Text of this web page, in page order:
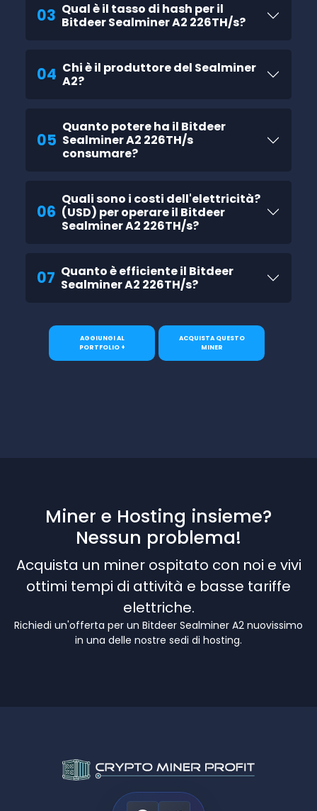
03 Qual è il tasso di hash per il
Bitdeer Sealminer A2 226TH/s?
04 Chi è il produttore del Sealminer
A2?
05
Quanto potere ha il Bitdeer
Sealminer A2 226TH/s
consumare?
06
Quali sono i costi dell'elettricità?
(USD) per operare il Bitdeer
Sealminer A2 226TH/s?
07 Quanto è efficiente il Bitdeer
Sealminer A2 226TH/s?
AGGIUNGI AL
PORTFOLIO +
ACQUISTA QUESTO
MINER
Miner e Hosting insieme?
Nessun problema!
Acquista un miner ospitato con noi e vivi
ottimi tempi di attività e basse tariffe
elettriche.
Richiedi un'offerta per un Bitdeer Sealminer A2 nuovissimo
in una delle nostre sedi di hosting.